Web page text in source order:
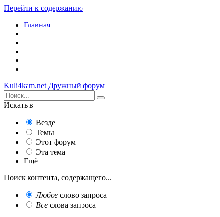
Перейти к содержанию
Главная
Kuli4kam.net Дружный форум
Искать в
Везде
Темы
Этот форум
Эта тема
Ещё...
Поиск контента, содержащего...
Любое слово запроса
Все слова запроса